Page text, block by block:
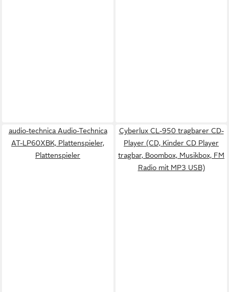
audio-technica Audio-Technica
AT-LP60XBK, Plattenspieler,
Plattenspieler
Cyberlux CL-950 tragbarer CD-
Player (CD, Kinder CD Player
tragbar, Boombox, Musikbox, FM
Radio mit MP3 USB)